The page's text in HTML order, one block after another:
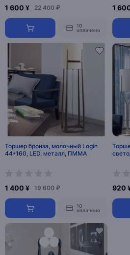
1 600 ¥ 22 400 ₽
10
оплачено
1
Торшер бронза, молочный Login
44*160, LED, металл, ПММА
1 400 ¥ 19 600 ₽
10
оплачено
920